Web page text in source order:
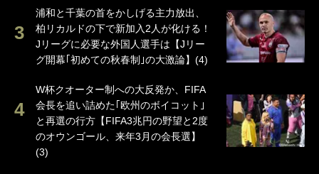
浦和と千葉の首をかしげる主力放出、
柏リカルドの下で新加入2人が化ける！
Jリーグに必要な外国人選手は【Jリー
グ開幕｢初めての秋春制｣の大激論】(4)
W杯クオーター制への大反発か、FIFA
会長を追い詰めた｢欧州のボイコット｣
と再選の行方【FIFA3兆円の野望と2度
のオウンゴール、来年3月の会長選】
(3)